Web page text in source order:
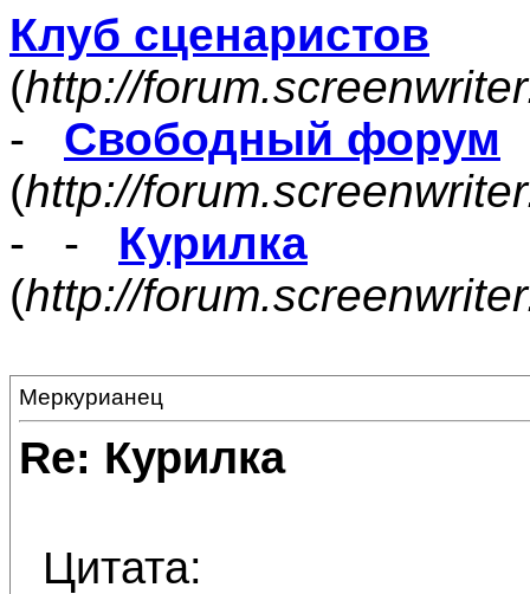
Клуб сценаристов
(http://
- Свободный форум
(http://
- - Курилка
(http://
Меркурианец
Re: Курилка
Цитата: